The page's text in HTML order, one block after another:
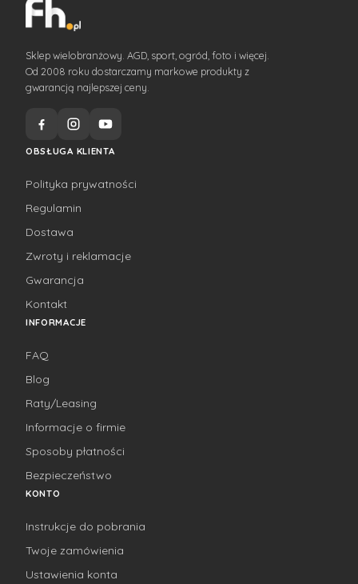
Sklep wielobranżowy. AGD, sport, ogród, foto i więcej.
Od 2008 roku dostarczamy markowe produkty z
gwarancją najlepszej ceny.
OBSŁUGA KLIENTA
Polityka prywatności
Regulamin
Dostawa
Zwroty i reklamacje
Gwarancja
Kontakt
INFORMACJE
FAQ
Blog
Raty/Leasing
Informacje o firmie
Sposoby płatności
Bezpieczeństwo
KONTO
Instrukcje do pobrania
Twoje zamówienia
Ustawienia konta